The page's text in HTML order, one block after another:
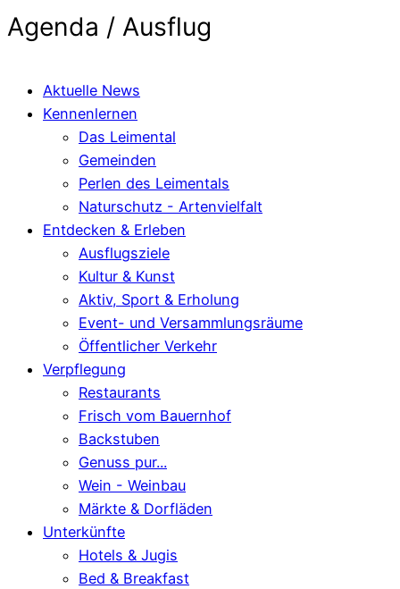
Agenda / Ausflug
Aktuelle News
Kennenlernen
Das Leimental
Gemeinden
Perlen des Leimentals
Naturschutz - Artenvielfalt
Entdecken & Erleben
Ausflugsziele
Kultur & Kunst
Aktiv, Sport & Erholung
Event- und Versammlungsräume
Öffentlicher Verkehr
Verpflegung
Restaurants
Frisch vom Bauernhof
Backstuben
Genuss pur...
Wein - Weinbau
Märkte & Dorfläden
Unterkünfte
Hotels & Jugis
Bed & Breakfast